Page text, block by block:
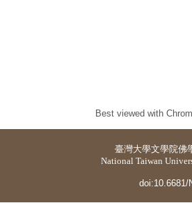
Best viewed with
臺灣大學文學院佛
National Taiwan
doi:10.6681/